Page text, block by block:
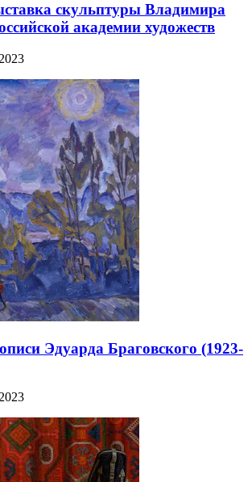
скульптуры Владимира
академии художеств
Эдуарда Браговского (1923-